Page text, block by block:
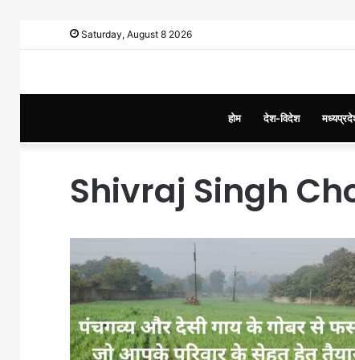
Saturday, August 8 2026
होम देश-विदेश
Shivraj Singh